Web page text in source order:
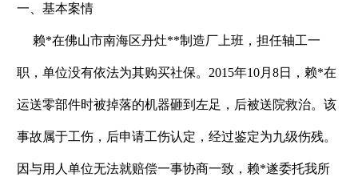
一、基本案情
赖*在佛山市南海区丹灶**制造厂上班，担任轴工一
职，单位没有依法为其购买社保。2015年10月8日，赖*在
运送零部件时被掉落的机器砸到左足，后被送院救治。该
事故属于工伤，后申请工伤认定，经过鉴定为九级伤残。
因与用人单位无法就赔偿一事协商一致，赖*遂委托我所